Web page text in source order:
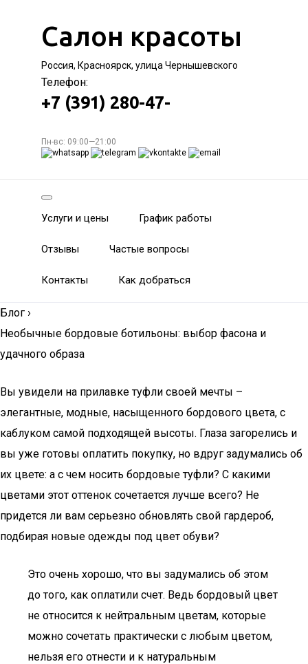
Салон красоты
Россия, Красноярск, улица Чернышевского
Телефон:
+7 (391) 280-47-
Пн-вс: 09:00—21:00
Услуги и цены График работы
Отзывы Частые вопросы
Контакты Как добраться
Блог ›
Необычные бордовые ботильоны: выбор фасона и
удачного образа
Вы увидели на прилавке туфли своей мечты –
элегантные, модные, насыщенного бордового цвета, с
каблуком самой подходящей высоты. Глаза загорелись и
вы уже готовы оплатить покупку, но вдруг задумались об
их цвете: а с чем носить бордовые туфли? С какими
цветами этот оттенок сочетается лучше всего? Не
придется ли вам серьезно обновлять свой гардероб,
подбирая новые одежды под цвет обуви?
Это очень хорошо, что вы задумались об этом
до того, как оплатили счет. Ведь бордовый цвет
не относится к нейтральным цветам, которые
можно сочетать практически с любым цветом,
нельзя его отнести и к натуральным